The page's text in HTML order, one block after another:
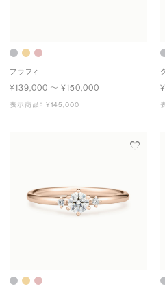
フラフィ
¥139,000 〜 ¥150,000
表示商品： ¥145,000